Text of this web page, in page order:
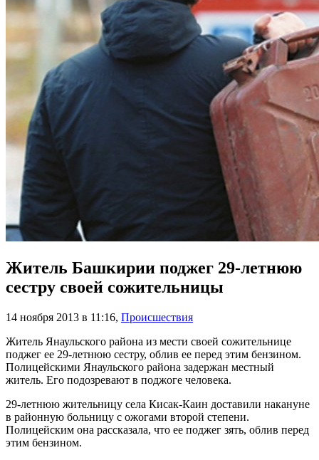
Житель Башкирии поджег 29-летнюю
сестру своей сожительницы
14 ноября 2013 в 11:16, Происшествия
Житель Янаульского района из мести своей сожительнице
поджег ее 29-летнюю сестру, облив ее перед этим бензином.
Полицейскими Янаульского района задержан местный
житель. Его подозревают в поджоге человека.
29-летнюю жительницу села Кисак-Каин доставили накануне
в районную больницу с ожогами второй степени.
Полицейским она рассказала, что ее поджег зять, облив перед
этим бензином.